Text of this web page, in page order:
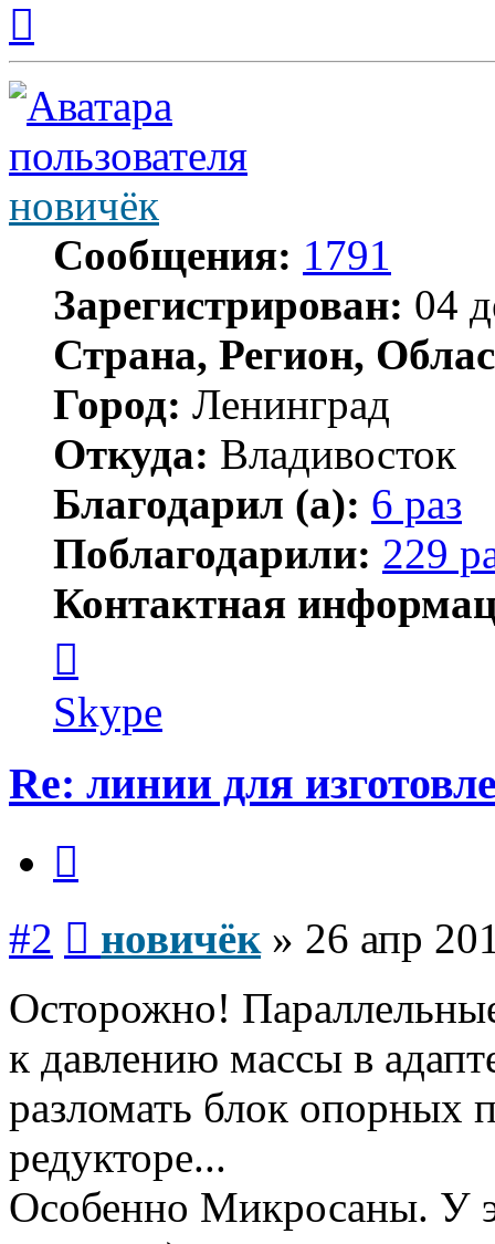
началу
новичёк
Сообщения: 1791
Зарегистрирован: 04
Страна, Регион,
Город: Ленинград
Откуда: Владивосток
Благодарил (а): 6 раз
Поблагодарили: 229
Контактная
пользователя
новичёк
Skype
Re: линии для
#2 новичёк» 26 апр
Осторожно!
к давлению массы в
разломать блок опорных
редукторе...
Особенно Микросаны. У